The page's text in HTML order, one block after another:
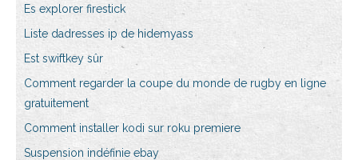
Es explorer firestick
Liste dadresses ip de hidemyass
Est swiftkey sûr
Comment regarder la coupe du monde de rugby en ligne
gratuitement
Comment installer kodi sur roku premiere
Suspension indéfinie ebay